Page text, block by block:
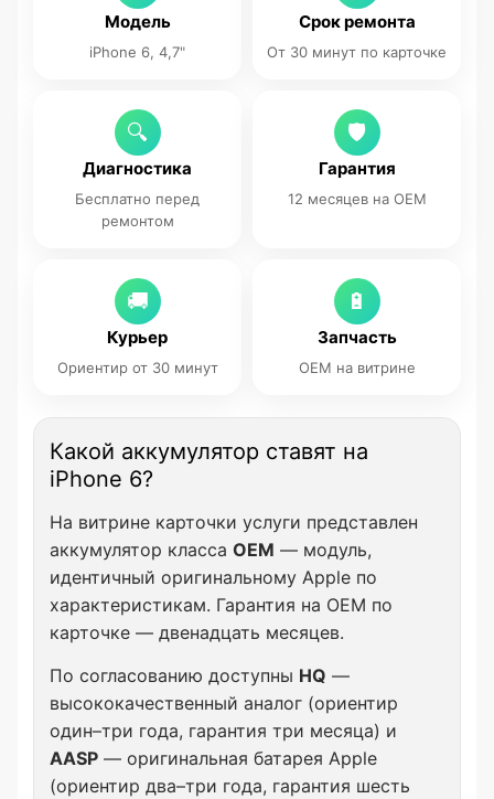
Модель
iPhone 6, 4,7"
Срок ремонта
От 30 минут по карточке
🔍
Диагностика
Бесплатно перед
ремонтом
🛡
Гарантия
12 месяцев на OEM
🚚
Курьер
Ориентир от 30 минут
🔋
Запчасть
OEM на витрине
Какой аккумулятор ставят на
iPhone 6?
На витрине карточки услуги представлен
аккумулятор класса OEM — модуль,
идентичный оригинальному Apple по
характеристикам. Гарантия на OEM по
карточке — двенадцать месяцев.
По согласованию доступны HQ —
высококачественный аналог (ориентир
один–три года, гарантия три месяца) и
AASP — оригинальная батарея Apple
(ориентир два–три года, гарантия шесть